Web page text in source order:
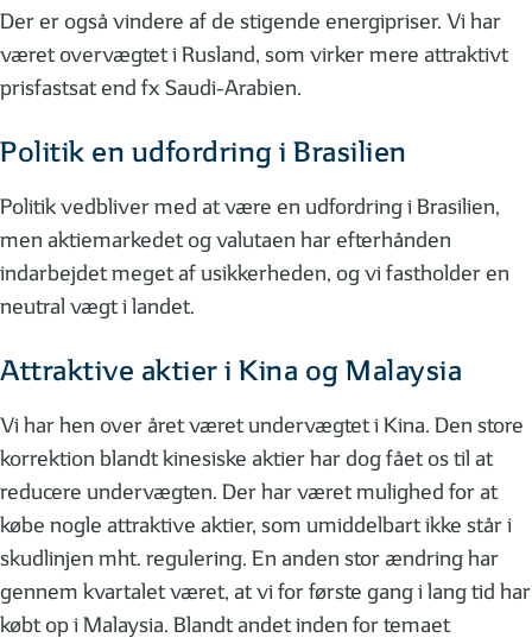
Der er også vindere af de stigende energipriser. Vi har
været overvægtet i Rusland, som virker mere attraktivt
prisfastsat end fx Saudi-Arabien.
Politik en udfordring i Brasilien
Politik vedbliver med at være en udfordring i Brasilien,
men aktiemarkedet og valutaen har efterhånden
indarbejdet meget af usikkerheden, og vi fastholder en
neutral vægt i landet.
Attraktive aktier i Kina og Malaysia
Vi har hen over året været undervægtet i Kina. Den store
korrektion blandt kinesiske aktier har dog fået os til at
reducere undervægten. Der har været mulighed for at
købe nogle attraktive aktier, som umiddelbart ikke står i
skudlinjen mht. regulering. En anden stor ændring har
gennem kvartalet været, at vi for første gang i lang tid har
købt op i Malaysia. Blandt andet inden for temaet